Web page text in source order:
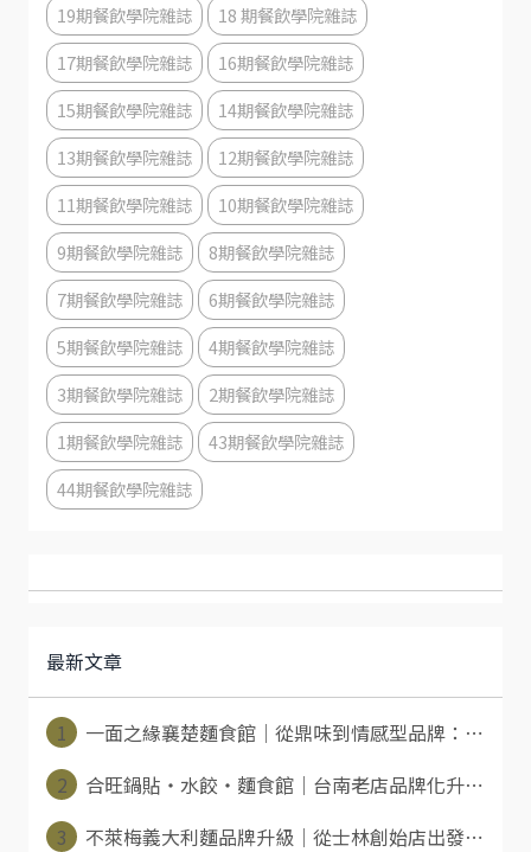
19期餐飲學院雜誌
18 期餐飲學院雜誌
17期餐飲學院雜誌
16期餐飲學院雜誌
15期餐飲學院雜誌
14期餐飲學院雜誌
13期餐飲學院雜誌
12期餐飲學院雜誌
11期餐飲學院雜誌
10期餐飲學院雜誌
9期餐飲學院雜誌
8期餐飲學院雜誌
7期餐飲學院雜誌
6期餐飲學院雜誌
5期餐飲學院雜誌
4期餐飲學院雜誌
3期餐飲學院雜誌
2期餐飲學院雜誌
1期餐飲學院雜誌
43期餐飲學院雜誌
44期餐飲學院雜誌
最新文章
1
一面之緣襄楚麵食館｜從鼎味到情感型品牌：⋯
2
合旺鍋貼・水餃・麵食館｜台南老店品牌化升⋯
3
不萊梅義大利麵品牌升級｜從士林創始店出發⋯